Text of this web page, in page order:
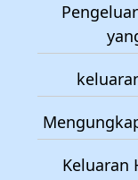
Keluaran